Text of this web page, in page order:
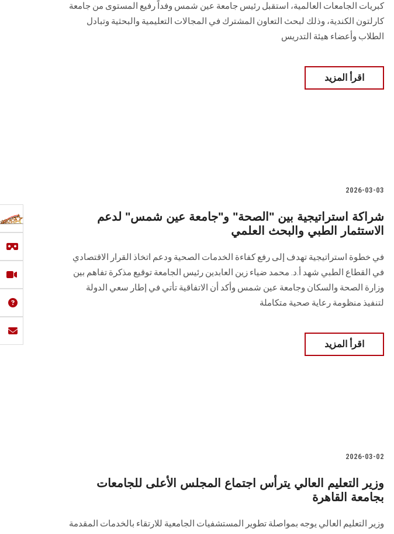
كبريات الجامعات العالمية، استقبل رئيس جامعة عين شمس وفداً رفيع المستوى من جامعة
كارلتون الكندية، وذلك لبحث التعاون المشترك في المجالات التعليمية والبحثية وتبادل
الطلاب وأعضاء هيئة التدريس
اقرأ المزيد
2026-03-03
شراكة استراتيجية بين "الصحة" و"جامعة عين شمس" لدعم
الاستثمار الطبي والبحث العلمي
في خطوة استراتيجية تهدف إلى رفع كفاءة الخدمات الصحية ودعم اتخاذ القرار الاقتصادي
في القطاع الطبي شهد أ.د. محمد ضياء زين العابدين رئيس الجامعة توقيع مذكرة تفاهم بين
وزارة الصحة والسكان وجامعة عين شمس وأكد أن الاتفاقية تأتي في إطار سعي الدولة
لتنفيذ منظومة رعاية صحية متكاملة
اقرأ المزيد
2026-03-02
وزير التعليم العالي يترأس اجتماع المجلس الأعلى للجامعات
بجامعة القاهرة
وزير التعليم العالي يوجه بمواصلة تطوير المستشفيات الجامعية للارتقاء بالخدمات المقدمة